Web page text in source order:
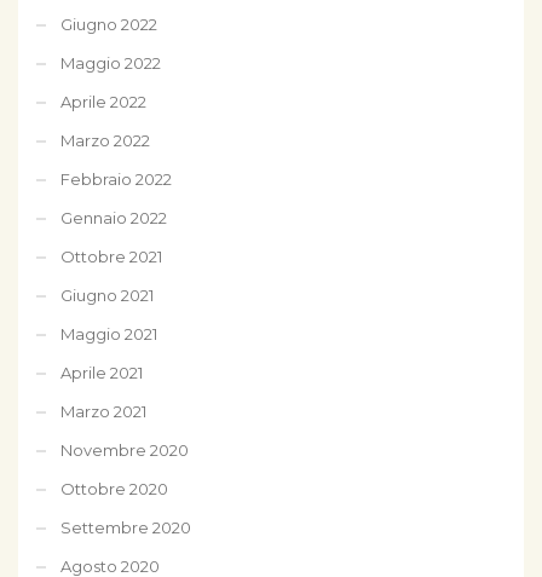
Giugno 2022
Maggio 2022
Aprile 2022
Marzo 2022
Febbraio 2022
Gennaio 2022
Ottobre 2021
Giugno 2021
Maggio 2021
Aprile 2021
Marzo 2021
Novembre 2020
Ottobre 2020
Settembre 2020
Agosto 2020